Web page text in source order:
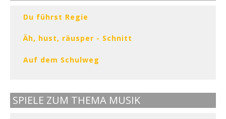
Du führst Regie
Äh, hust, räusper - Schnitt
Auf dem Schulweg
SPIELE ZUM THEMA MUSIK